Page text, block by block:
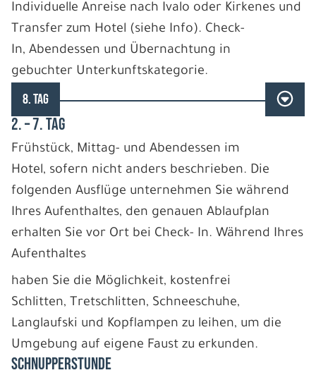
Individuelle Anreise nach Ivalo oder Kirkenes und
Transfer zum Hotel (siehe Info). Check-
In, Abendessen und Übernachtung in
gebuchter Unterkunftskategorie.
8. TAG
2. – 7. TAG
Frühstück, Mittag- und Abendessen im
Hotel, sofern nicht anders beschrieben. Die
folgenden Ausflüge unternehmen Sie während
Ihres Aufenthaltes, den genauen Ablaufplan
erhalten Sie vor Ort bei Check- In. Während Ihres
Aufenthaltes
haben Sie die Möglichkeit, kostenfrei
Schlitten, Tretschlitten, Schneeschuhe,
Langlaufski und Kopflampen zu leihen, um die
Umgebung auf eigene Faust zu erkunden.
SCHNUPPERSTUNDE